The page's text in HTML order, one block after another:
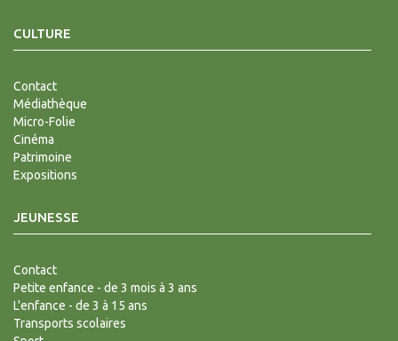
CULTURE
Contact
Médiathèque
Micro-Folie
Cinéma
Patrimoine
Expositions
JEUNESSE
Contact
Petite enfance - de 3 mois à 3 ans
L'enfance - de 3 à 15 ans
Transports scolaires